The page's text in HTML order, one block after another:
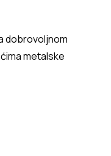
dobrovoljnom
metalske